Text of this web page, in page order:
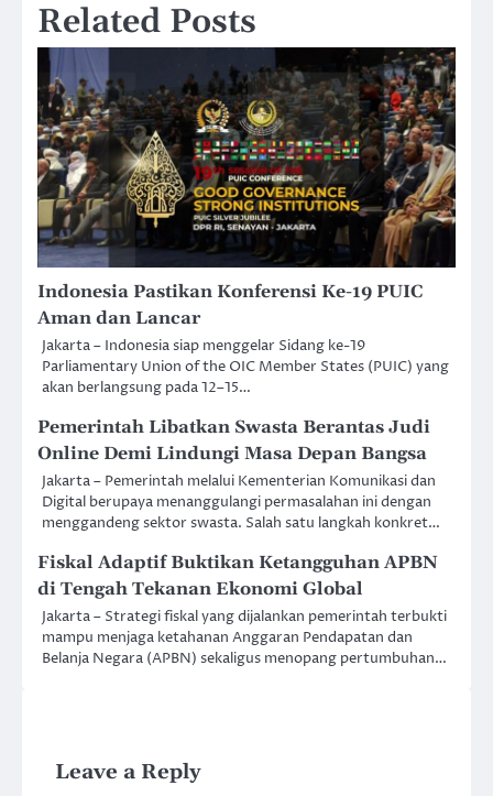
Related Posts
Indonesia Pastikan Konferensi Ke-19 PUIC
Aman dan Lancar
Jakarta – Indonesia siap menggelar Sidang ke-19
Parliamentary Union of the OIC Member States (PUIC) yang
akan berlangsung pada 12–15…
Pemerintah Libatkan Swasta Berantas Judi
Online Demi Lindungi Masa Depan Bangsa
Jakarta – Pemerintah melalui Kementerian Komunikasi dan
Digital berupaya menanggulangi permasalahan ini dengan
menggandeng sektor swasta. Salah satu langkah konkret…
Fiskal Adaptif Buktikan Ketangguhan APBN
di Tengah Tekanan Ekonomi Global
Jakarta – Strategi fiskal yang dijalankan pemerintah terbukti
mampu menjaga ketahanan Anggaran Pendapatan dan
Belanja Negara (APBN) sekaligus menopang pertumbuhan…
Leave a Reply